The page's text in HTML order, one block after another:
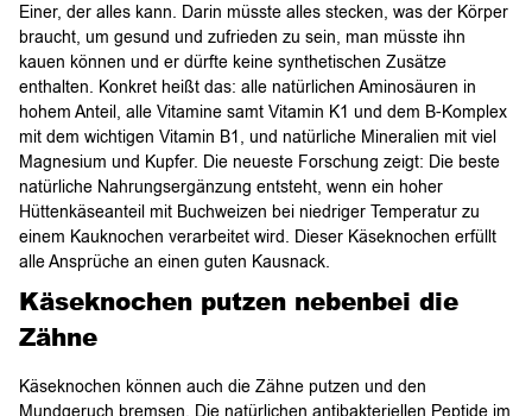
Einer, der alles kann. Darin müsste alles stecken, was der Körper
braucht, um gesund und zufrieden zu sein, man müsste ihn
kauen können und er dürfte keine synthetischen Zusätze
enthalten. Konkret heißt das: alle natürlichen Aminosäuren in
hohem Anteil, alle Vitamine samt Vitamin K1 und dem B-Komplex
mit dem wichtigen Vitamin B1, und natürliche Mineralien mit viel
Magnesium und Kupfer. Die neueste Forschung zeigt: Die beste
natürliche Nahrungsergänzung entsteht, wenn ein hoher
Hüttenkäseanteil mit Buchweizen bei niedriger Temperatur zu
einem Kauknochen verarbeitet wird. Dieser Käseknochen erfüllt
alle Ansprüche an einen guten Kausnack.
Käseknochen putzen nebenbei die
Zähne
Käseknochen können auch die Zähne putzen und den